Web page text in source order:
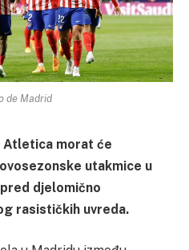
de Madrid
Atletica morat će
utakmice u
djelomično
rasističkih uvreda.